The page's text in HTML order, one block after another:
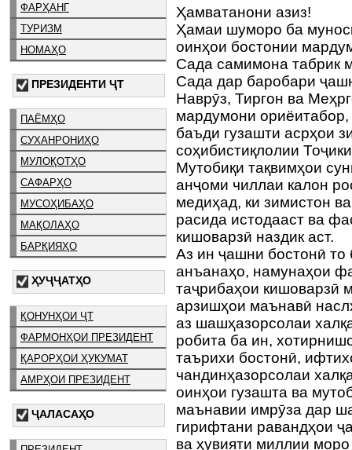
ФАРҲАНГ
ТУРИЗМ
НОМАҲО
ПРЕЗИДЕНТИ ҶТ
ПАЁМҲО
СУХАНРОНИҲО
МУЛОҚОТҲО
САФАРҲО
МУСОҲИБАҲО
МАҚОЛАҲО
БАРҚИЯҲО
ҲУҶҶАТҲО
ҚОНУНҲОИ ҶТ
ФАРМОНҲОИ ПРЕЗИДЕНТ
ҚАРОРҲОИ ҲУКУМАТ
АМРҲОИ ПРЕЗИДЕНТ
ҶАЛАСАҲО
Ҳамватанони азиз!
Ҳамаи шуморо ба
оинҳои бостонии
Сада самимона табрик
Сада дар баробари
Наврӯз, Тиргон ва
мардумони ориёитабор,
баъди гузашти асрҳои
соҳибистиқлолии
Мутобиқи тақвимҳои
анҷоми чиллаи калон
медиҳад, ки зимистон
расида истодааст ва
кишоварзӣ наздик аст.
Аз ин ҷашни бостонӣ то
анъанаҳо, намунаҳои
таҷрибаҳои кишоварзӣ
арзишҳои маънавӣ
аз шашҳазорсолаи
робита ба ин,
таърихи бостонӣ,
чандинҳазорсолаи
оинҳои гузашта ва
маънавии имрӯза дар
гирифтани равандҳои
ва ҳувияти миллии